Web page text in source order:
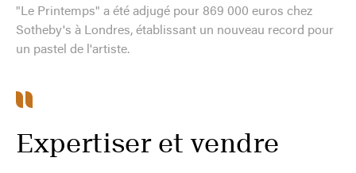
"Le Printemps" a été adjugé pour 869 000 euros chez
Sotheby's à Londres, établissant un nouveau record pour
un pastel de l'artiste.
Expertiser et vendre